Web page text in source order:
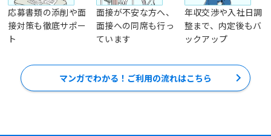
応募書類の添削や面
接対策も徹底サポー
ト
面接が不安な方へ、
面接への同席も行っ
ています
年収交渉や入社日調
整まで、内定後もバ
ックアップ
マンガでわかる！ご利用の流れはこちら